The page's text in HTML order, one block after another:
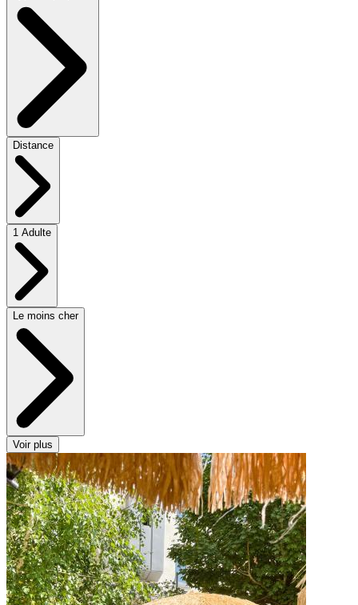
Distance
1 Adulte
Le moins cher
Voir plus